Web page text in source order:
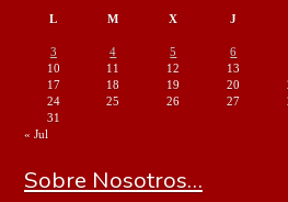
L M X J
3
4 5 6
10
11 12 13
17
18 19 20
24
25 26 27
31
« Jul
Sobre Nosotros…